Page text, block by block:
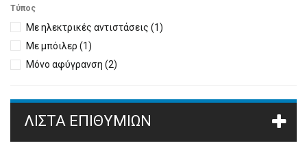
Τύπος
Με ηλεκτρικές αντιστάσεις (1)
Με μπόιλερ (1)
Μόνο αφύγρανση (2)
ΛΊΣΤΑ ΕΠΙΘΥΜΙΏΝ